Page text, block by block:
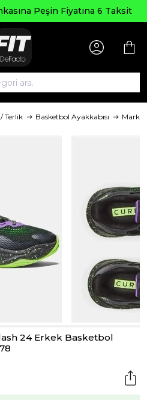
Peşin Fiyatına 6 Taksit
Terlik Basketbol Ayakkabısı Marka
24 Erkek Basketbol